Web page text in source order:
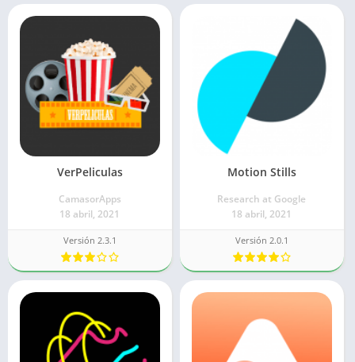
VerPeliculas
CamasorApps
18 abril, 2021
Versión 2.3.1
Motion Stills
Research at Google
18 abril, 2021
Versión 2.0.1